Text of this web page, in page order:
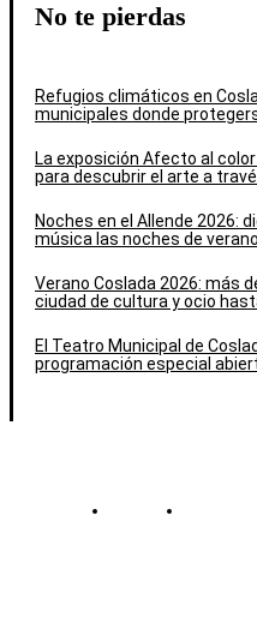
No te pierdas
Refugios climáticos en
municipales donde
La exposición Afecto al
para descubrir el arte a
Noches en el Allende 2026:
música las noches de
Verano Coslada 2026: más
ciudad de cultura y ocio
El Teatro Municipal de
programación especial
Contacto Política